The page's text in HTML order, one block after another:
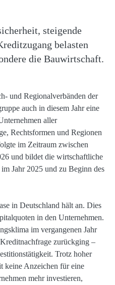
steigende
belasten
die Bauwirtschaft.
und Regionalverbänden der
auch in diesem Jahr eine
aller
Rechtsformen und Regionen
im Zeitraum zwischen
und bildet die wirtschaftliche
Jahr 2025 und zu Beginn des
in Deutschland hält an. Dies
in den Unternehmen.
im vergangenen Jahr
zurückging –
Trotz hoher
keine Anzeichen für eine
mehr investieren,